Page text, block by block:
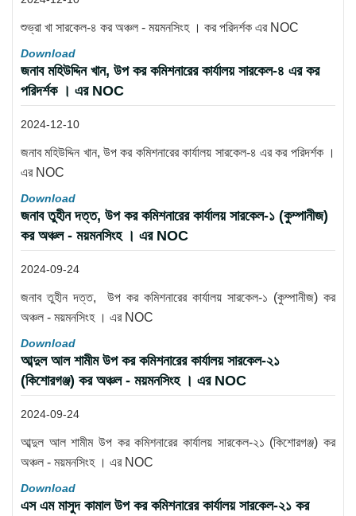
শুভ্রা খা সারকেল-৪ কর অঞ্চল - ময়মনসিংহ । কর পরিদর্শক এর NOC
Download
জনাব মহিউদ্দিন খান, উপ কর কমিশনারের কার্যালয় সারকেল-৪ এর কর
পরিদর্শক । এর NOC
2024-12-10
জনাব মহিউদ্দিন খান, উপ কর কমিশনারের কার্যালয় সারকেল-৪ এর কর পরিদর্শক ।
এর NOC
Download
জনাব তুহীন দত্ত, উপ কর কমিশনারের কার্যালয় সারকেল-১ (কুম্পানীজ)
কর অঞ্চল - ময়মনসিংহ । এর NOC
2024-09-24
জনাব তুহীন দত্ত, উপ কর কমিশনারের কার্যালয় সারকেল-১ (কুম্পানীজ) কর
অঞ্চল - ময়মনসিংহ । এর NOC
Download
আব্দুল আল শামীম উপ কর কমিশনারের কার্যালয় সারকেল-২১
(কিশোরগঞ্জ) কর অঞ্চল - ময়মনসিংহ । এর NOC
2024-09-24
আব্দুল আল শামীম উপ কর কমিশনারের কার্যালয় সারকেল-২১ (কিশোরগঞ্জ) কর
অঞ্চল - ময়মনসিংহ । এর NOC
Download
এস এম মাসুদ কামাল উপ কর কমিশনারের কার্যালয় সারকেল-২১ কর